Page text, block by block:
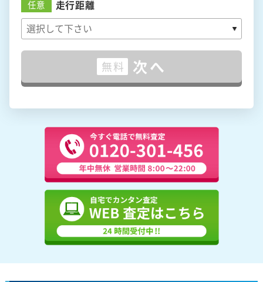
任意 走行距離
無料 次へ